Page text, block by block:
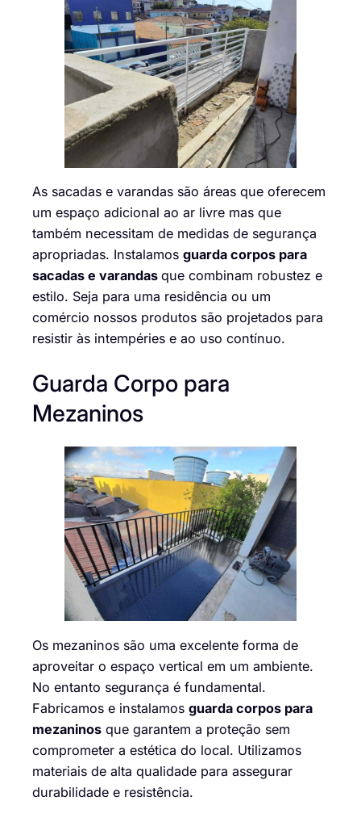
As sacadas e varandas são áreas que oferecem
um espaço adicional ao ar livre mas que
também necessitam de medidas de segurança
apropriadas. Instalamos guarda corpos para
sacadas e varandas que combinam robustez e
estilo. Seja para uma residência ou um
comércio nossos produtos são projetados para
resistir às intempéries e ao uso contínuo.
Guarda Corpo para
Mezaninos
Os mezaninos são uma excelente forma de
aproveitar o espaço vertical em um ambiente.
No entanto segurança é fundamental.
Fabricamos e instalamos guarda corpos para
mezaninos que garantem a proteção sem
comprometer a estética do local. Utilizamos
materiais de alta qualidade para assegurar
durabilidade e resistência.